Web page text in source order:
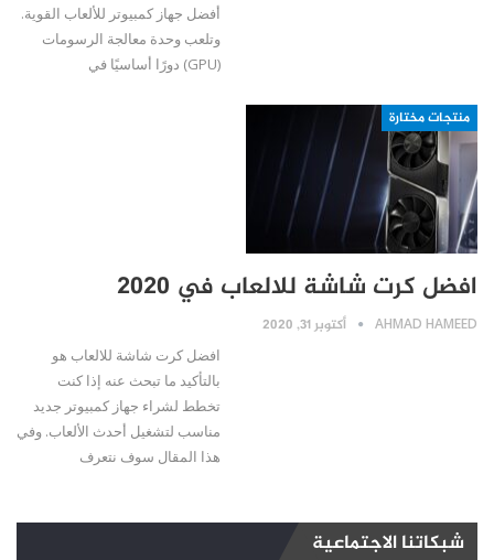
أفضل جهاز كمبيوتر للألعاب القوية.
وتلعب وحدة معالجة الرسومات
(GPU) دورًا أساسيًا في
منتجات مختارة
افضل كرت شاشة للالعاب في 2020
AHMAD HAMEED أكتوبر 31, 2020
افضل كرت شاشة للالعاب هو
بالتأكيد ما تبحث عنه إذا كنت
تخطط لشراء جهاز كمبيوتر جديد
مناسب لتشغيل أحدث الألعاب. وفي
هذا المقال سوف نتعرف
شبكاتنا الاجتماعية